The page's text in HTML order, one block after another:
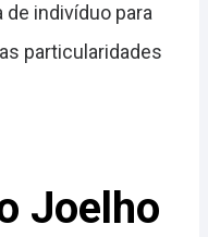
de indivíduo para
particularidades
Joelho